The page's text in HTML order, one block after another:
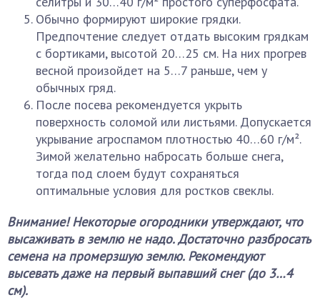
Обычно формируют широкие грядки.
Предпочтение следует отдать высоким грядкам
с бортиками, высотой 20…25 см. На них прогрев
весной произойдет на 5…7 раньше, чем у
обычных гряд.
После посева рекомендуется укрыть
поверхность соломой или листьями. Допускается
укрывание агроспамом плотностью 40…60 г/м².
Зимой желательно набросать больше снега,
тогда под слоем будут сохраняться
оптимальные условия для ростков свеклы.
Внимание! Некоторые огородники утверждают, что
высаживать в землю не надо. Достаточно разбросать
семена на промерзшую землю. Рекомендуют
высевать даже на первый выпавший снег (до 3…4
см).